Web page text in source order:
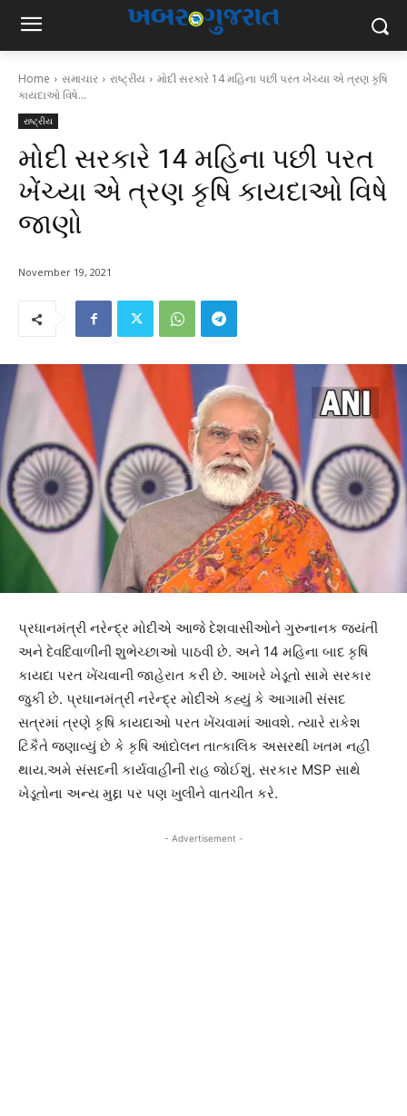
Home સમાચાર રાષ્ટ્રીય
મોદી સરકારે 14 મહિના પછી પરત ખેંચ્યા એ ત્રણ કૃષિ
કાયદાઓ વિષે...
રાષ્ટ્રીય
મોદી સરકારે 14 મહિના પછી પરત
ખેંચ્યા એ ત્રણ કૃષિ કાયદાઓ વિષે
જાણો
November 19, 2021
પ્રધાનમંત્રી નરેન્દ્ર મોદીએ આજે દેશવાસીઓને ગુરુનાનક જયંતી
અને દેવદિવાળીની શુભેચ્છાઓ પાઠવી છે. અને 14 મહિના બાદ કૃષિ
કાયદા પરત ખેંચવાની જાહેરાત કરી છે. આખરે ખેડૂતો સામે સરકાર
જુકી છે. પ્રધાનમંત્રી નરેન્દ્ર મોદીએ કહ્યું કે આગામી સંસદ
સત્રમાં ત્રણે કૃષિ કાયદાઓ પરત ખેંચવામાં આવશે. ત્યારે રાકેશ
ટિકૈતે જણાવ્યું છે કે કૃષિ આંદોલન તાત્કાલિક અસરથી ખતમ નહીં
થાય.અમે સંસદની કાર્યવાહીની રાહ જોઈશું. સરકાર MSP સાથે
ખેડૂતોના અન્ય મુદ્દા પર પણ ખુલીને વાતચીત કરે.
- Advertisement -